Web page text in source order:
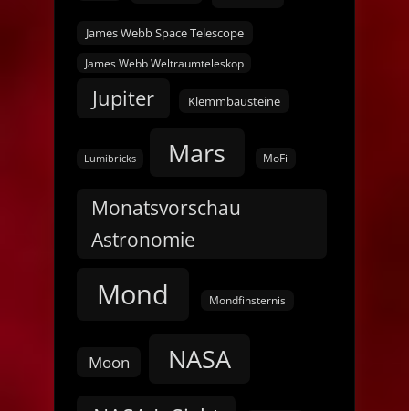
James Webb Space Telescope
James Webb Weltraumteleskop
Jupiter Klemmbausteine
Lumibricks Mars MoFi
Monatsvorschau
Astronomie
Mond Mondfinsternis
Moon NASA